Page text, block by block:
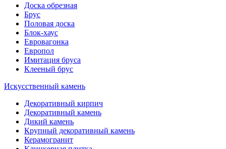
Доска обрезная
Брус
Половая доска
Блок-хаус
Евровагонка
Европол
Имитация бруса
Клееный брус
Искусственный камень
Декоративный кирпич
Декоративный камень
Дикий камень
Крупный декоративный камень
Керамогранит